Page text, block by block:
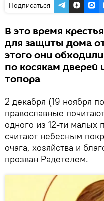
Подписаться
В это время
для защиты дома
этого они
по косякам
топора
2 декабря (19 ноября
православные
одного из 12-ти малых
считают небесным
очага, хозяйства и
прозван Радетелем.